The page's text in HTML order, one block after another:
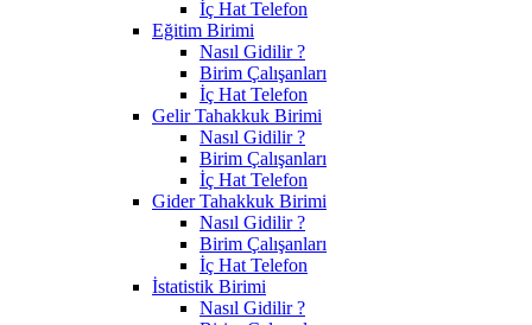
İç Hat Telefon
Eğitim Birimi
Nasıl Gidilir ?
Birim Çalışanları
İç Hat Telefon
Gelir Tahakkuk Birimi
Nasıl Gidilir ?
Birim Çalışanları
İç Hat Telefon
Gider Tahakkuk Birimi
Nasıl Gidilir ?
Birim Çalışanları
İç Hat Telefon
İstatistik Birimi
Nasıl Gidilir ?